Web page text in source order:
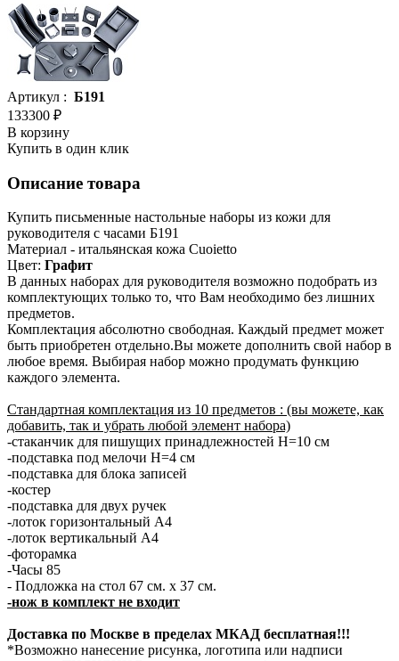
Артикул : Б191
133300 ₽
В корзину
Купить в один клик
Описание товара
Купить письменные настольные наборы из кожи для
руководителя с часами Б191
Материал - итальянская кожа Cuoietto
Цвет: Графит
В данных наборах для руководителя возможно подобрать из
комплектующих только то, что Вам необходимо без лишних
предметов.
Комплектация абсолютно свободная. Каждый предмет может
быть приобретен отдельно.Вы можете дополнить свой набор в
любое время. Выбирая набор можно продумать функцию
каждого элемента.
Стандартная комплектация из 10 предметов : (вы можете, как
добавить, так и убрать любой элемент набора)
-стаканчик для пишущих принадлежностей H=10 см
-подставка под мелочи H=4 см
-подставка для блока записей
-костер
-подставка для двух ручек
-лоток горизонтальный А4
-лоток вертикальный А4
-фоторамка
-Часы 85
- Подложка на стол 67 см. х 37 см.
-нож в комплект не входит
Доставка по Москве в пределах МКАД бесплатная!!!
*Возможно нанесение рисунка, логотипа или надписи